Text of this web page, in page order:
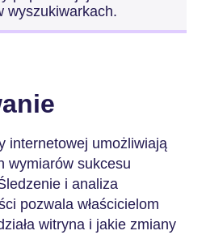
wyszukiwarkach.
internetowej umożliwiają
wymiarów sukcesu
i analiza
pozwala właścicielom
witryna i jakie zmiany